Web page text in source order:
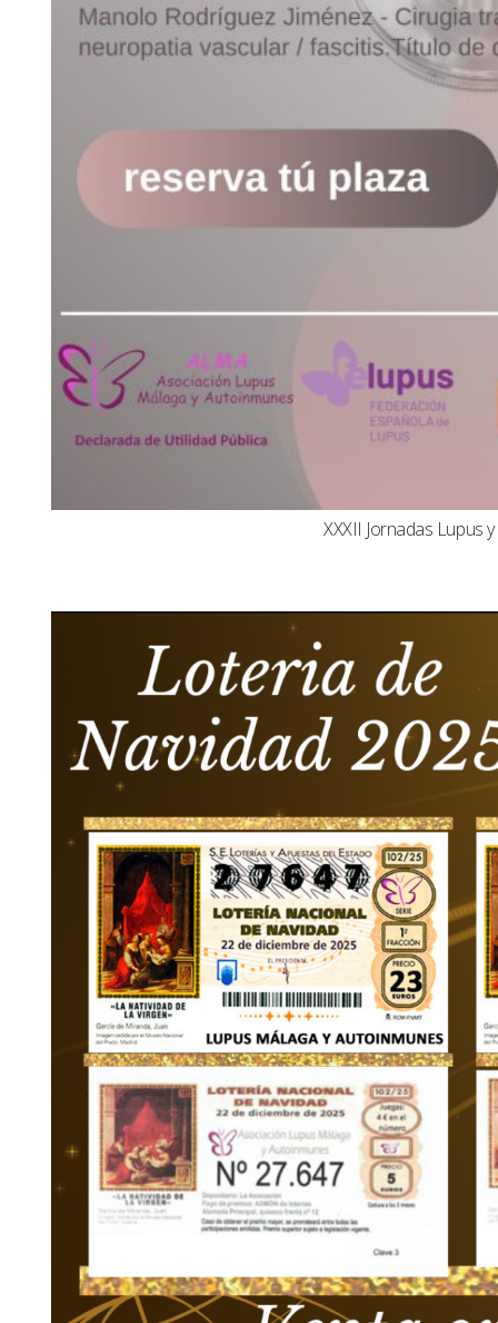
XXXII Jornadas Lupus